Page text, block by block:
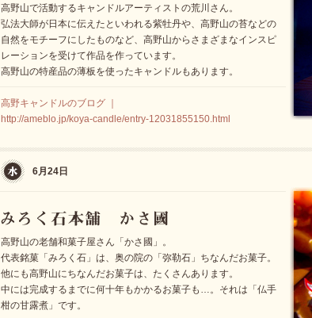
高野山で活動するキャンドルアーティストの荒川さん。
弘法大師が日本に伝えたといわれる紫牡丹や、高野山の苔などの
自然をモチーフにしたものなど、高野山からさまざまなインスピ
レーションを受けて作品を作っています。
高野山の特産品の薄板を使ったキャンドルもあります。
高野キャンドルのブログ ｜
http://ameblo.jp/koya-candle/entry-12031855150.html
6月24日
高野山の老舗和菓子屋さん「かさ國」。
代表銘菓「みろく石」は、奥の院の「弥勒石」ちなんだお菓子。
他にも高野山にちなんだお菓子は、たくさんあります。
中には完成するまでに何十年もかかるお菓子も…。それは「仏手
柑の甘露煮」です。